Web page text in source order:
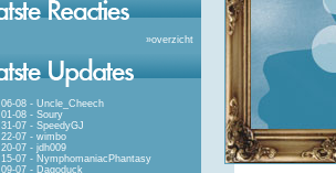
»overzicht
06-08 - Uncle_Cheech
01-08 - Soury
31-07 - SpeedyGJ
22-07 - wimbo
20-07 - jdh009
15-07 - NymphomaniacPhantasy
09-07 - Dagoduck